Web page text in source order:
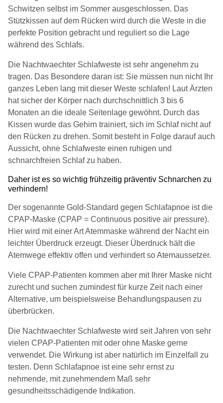
Schwitzen selbst im Sommer ausgeschlossen. Das
Stützkissen auf dem Rücken wird durch die Weste in die
perfekte Position gebracht und reguliert so die Lage
während des Schlafs.
Die Nachtwaechter Schlafweste ist sehr angenehm zu
tragen. Das Besondere daran ist: Sie müssen nun nicht Ihr
ganzes Leben lang mit dieser Weste schlafen! Laut Ärzten
hat sicher der Körper nach durchschnittlich 3 bis 6
Monaten an die ideale Seitenlage gewöhnt. Durch das
Kissen wurde das Gehirn trainiert, sich im Schlaf nicht auf
den Rücken zu drehen. Somit besteht in Folge darauf auch
Aussicht, ohne Schlafweste einen ruhigen und
schnarchfreien Schlaf zu haben.
Daher ist es so wichtig frühzeitig präventiv Schnarchen zu
verhindern!
Der sogenannte Gold-Standard gegen Schlafapnoe ist die
CPAP-Maske (CPAP = Continuous positive air pressure).
Hier wird mit einer Art Atemmaske während der Nacht ein
leichter Überdruck erzeugt. Dieser Überdruck hält die
Atemwege effektiv offen und verhindert so Atemaussetzer.
Viele CPAP-Patienten kommen aber mit Ihrer Maske nicht
zurecht und suchen zumindest für kurze Zeit nach einer
Alternative, um beispielsweise Behandlungspausen zu
überbrücken.
Die Nachtwaechter Schlafweste wird seit Jahren von sehr
vielen CPAP-Patienten mit oder ohne Maske gerne
verwendet. Die Wirkung ist aber natürlich im Einzelfall zu
testen. Denn Schlafapnoe ist eine sehr ernst zu
nehmende, mit zunehmendem Maß sehr
gesundheitsschädigende Indikation.